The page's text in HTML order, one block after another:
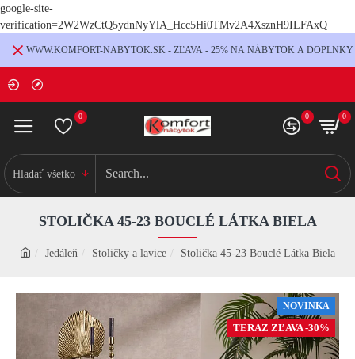
google-site-
verification=2W2WzCtQ5ydnNyYlA_Hcc5Hi0TMv2A4XsznH9ILFAxQ
WWW.KOMFORT-NABYTOK.SK - ZĽAVA - 25% NA NÁBYTOK A DOPLNKY
0 0 0
Hladať všetko
Jedáleň Stoličky a lavice Stolička 45-23 Bouclé Látka Biela
STOLIČKA 45-23 BOUCLÉ LÁTKA BIELA
NOVINKA
TERAZ ZĽAVA -30%